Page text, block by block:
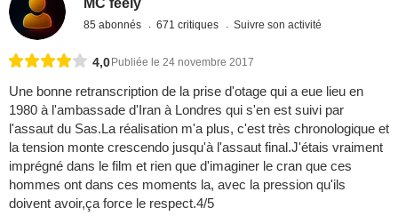
MC feely
85 abonnés 671 critiques Suivre son activité
4,0Publiée le 24 novembre 2017
Une bonne retranscription de la prise d'otage qui a eue lieu en
1980 à l'ambassade d'Iran à Londres qui s'en est suivi par
l'assaut du Sas.La réalisation m'a plus, c'est très chronologique et
la tension monte crescendo jusqu'à l'assaut final.J'étais vraiment
imprégné dans le film et rien que d'imaginer le cran que ces
hommes ont dans ces moments la, avec la pression qu'ils
doivent avoir,ça force le respect.4/5